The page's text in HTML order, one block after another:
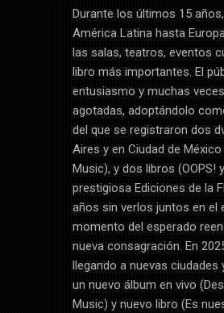
Durante los últimos 15
América Latina hasta
las salas, teatros, eventos
libro más importantes. El
entusiasmo y muchas
agotadas, adoptándolo
del que se registraron dos
Aires y en Ciudad de
Music), y dos libros (OOPS!
prestigiosa Ediciones de la
años sin verlos juntos en el
momento del esperado
nueva consagración. En
llegando a nuevas
un nuevo álbum en vivo
Music) y nuevo libro (Es